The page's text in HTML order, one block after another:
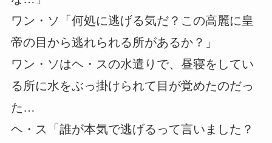
ワン・ソ「何処に逃げる気だ？この高麗に皇
帝の目から逃れられる所があるか？」
ワン・ソはヘ・スの水遣りで、昼寝をしてい
る所に水をぶっ掛けられて目が覚めたのだっ
た…
ヘ・ス「誰が本気で逃げるって言いました？